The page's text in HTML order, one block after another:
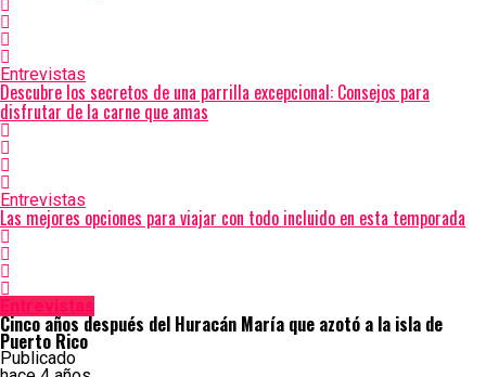
Entrevistas
Descubre los secretos de una parrilla excepcional: Consejos para
disfrutar de la carne que amas
Entrevistas
Las mejores opciones para viajar con todo incluido en esta temporada
Entrevistas
Cinco años después del Huracán María que azotó a la isla de
Puerto Rico
Publicado